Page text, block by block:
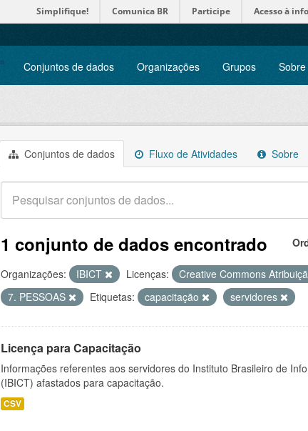
Simplifique! Comunica BR Participe Acesso à
Conjuntos de dados Organizações Grupos Sobre
Conjuntos de dados Fluxo de Atividades Sobre
1 conjunto de dados encontrado
Organizações: IBICT Licenças: Creative Commons
7. PESSOAS
Etiquetas: capacitação servidores
Licença para Capacitação
Informações referentes aos servidores do Instituto Brasileiro de
(IBICT) afastados para capacitação.
CSV